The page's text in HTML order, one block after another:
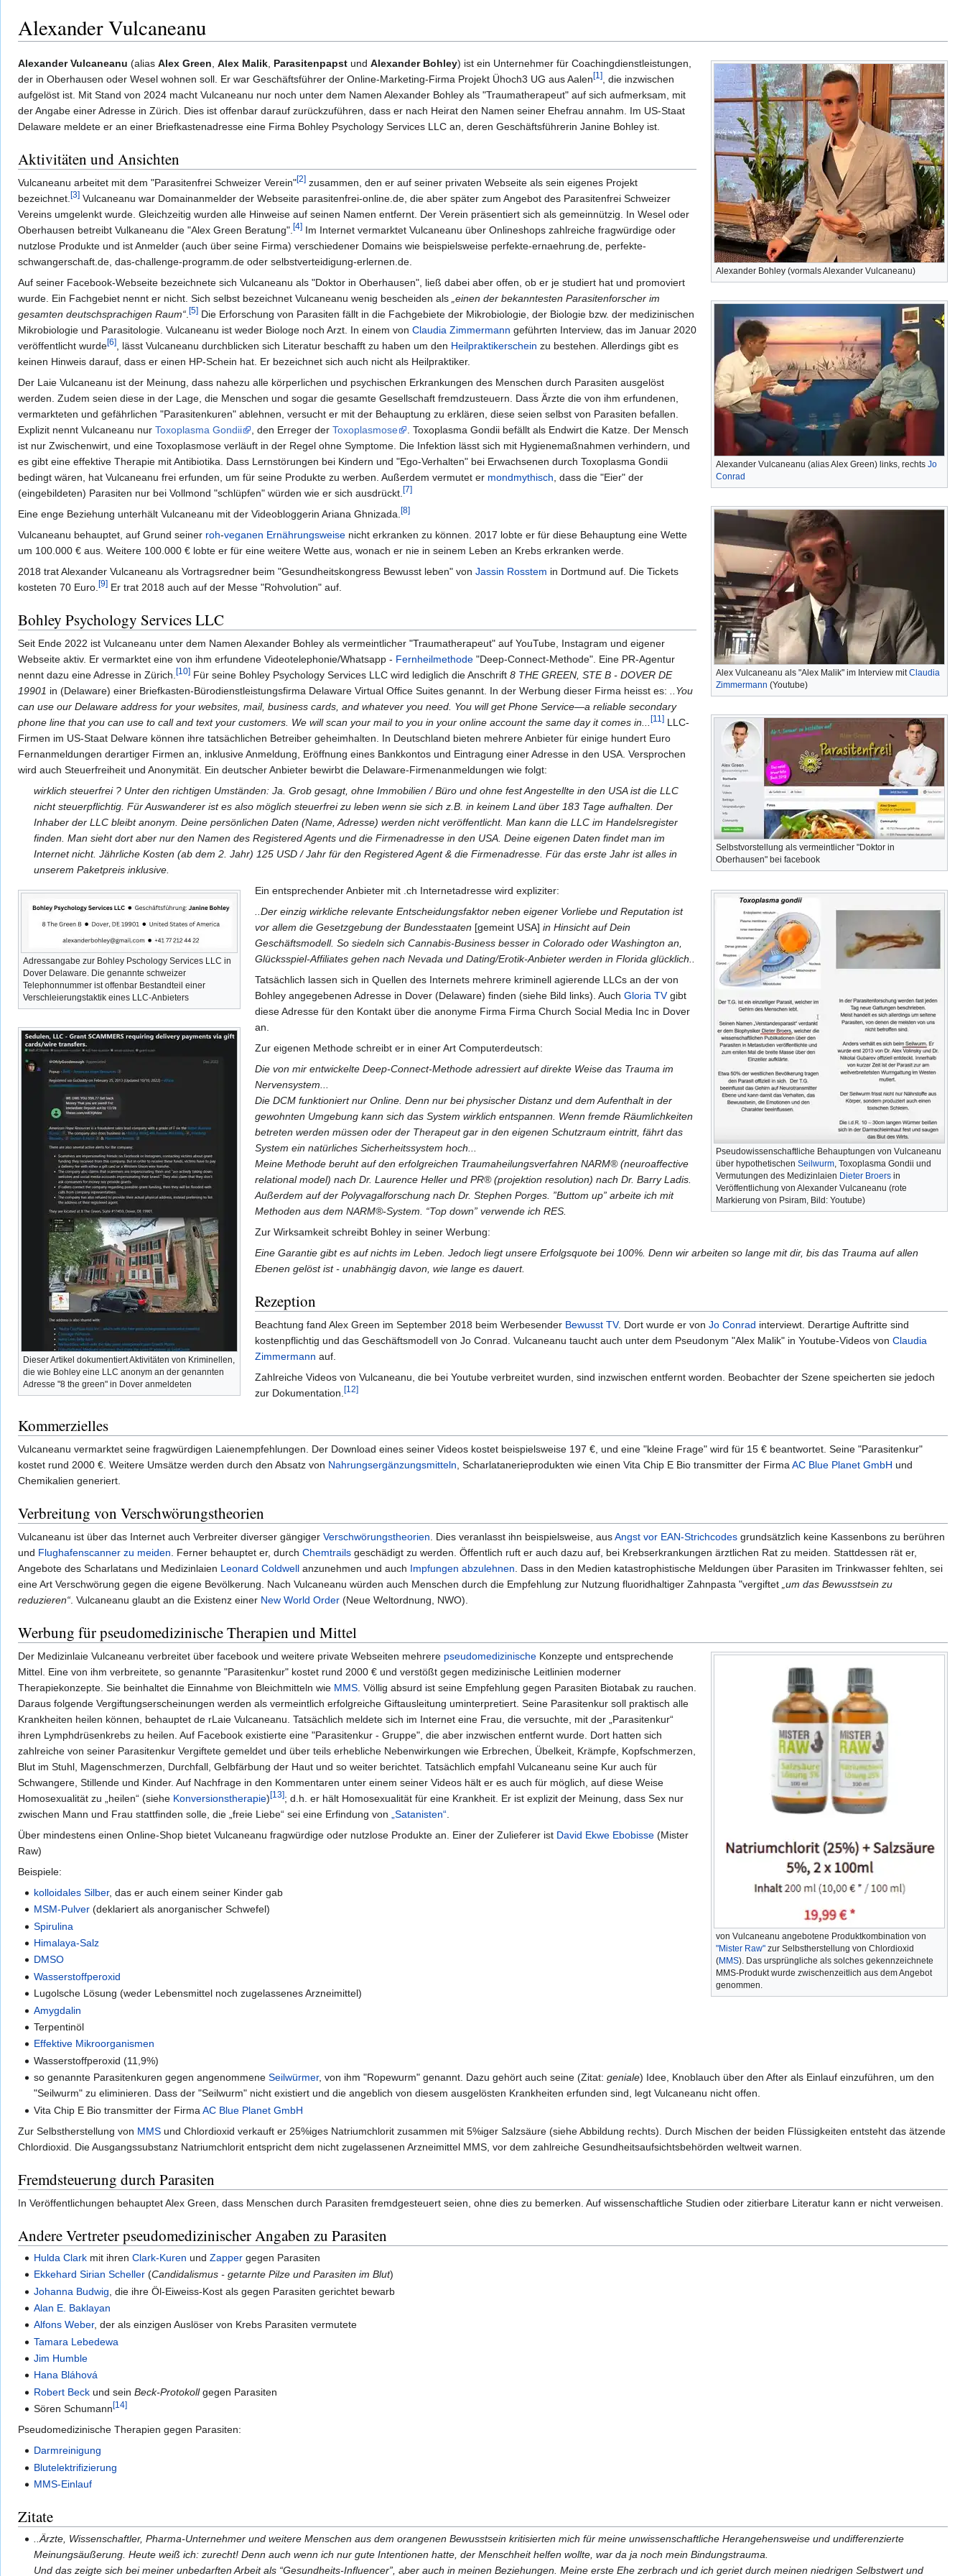
Alexander Vulcaneanu
Alexander Bohley (vormals Alexander Vulcaneanu)
Alexander Vulcaneanu (alias Alex Green) links, rechts Jo
Conrad
Alex Vulcaneanu als "Alex Malik" im Interview mitClaudia
Zimmermann (Youtube)
Selbstvorstellung als vermeintlicher "Doktor in
Oberhausen" bei facebook
Pseudowissenschaftliche Behauptungen von Vulcaneanu
über hypothetischen Seilwurm , Toxoplasma Gondii und
Vermutungen des Medizinlaien Dieter Broers in
Veröffentlichung von Alexander Vulcaneanu (rote
Markierung von Psiram, Bild: Youtube)
Alexander Vulcaneanu (alias Alex Green Alex Malik Parasitenpapst und Alexander Bohley) ist ein Unternehmer für Coachingdienstleistungen,
der in Oberhausen oder Wesel wohnen soll. Er war Geschäftsführer der Online-Marketing-Firma Projekt Ühoch3 UG aus Aalen[1]
, die inzwischen
aufgelöst ist. Mit Stand von 2024 macht Vulcaneanu nur noch unter dem Namen Alexander Bohley als "Traumatherapeut" auf sich aufmerksam, mit
der Angabe einer Adresse in Zürich. Dies ist offenbar darauf zurückzuführen, dass er nach Heirat den Namen seiner Ehefrau annahm. Im US-Staat
Delaware meldete er an einer Briefkastenadresse eine Firma Bohley Psychology Services LLC an, deren Geschäftsführerin Janine Bohley ist.
Aktivitäten und Ansichten
Vulcaneanu arbeitet mit dem "Parasitenfrei Schweizer Verein"[2] zusammen, den er auf seiner privaten Webseite als sein eigenes Projekt
bezeichnet. [3] Vulcaneanu war Domainanmelder der Webseite parasitenfrei-online.de, die aber später zum Angebot des Parasitenfrei Schweizer
Vereins umgelenkt wurde. Gleichzeitig wurden alle Hinweise auf seinen Namen entfernt. Der Verein präsentiert sich als gemeinnützig. In Wesel oder
Oberhausen betreibt Vulkaneanu die "Alex Green Beratung". [4] Im Internet vermarktet Vulcaneanu über Onlineshops zahlreiche fragwürdige oder
nutzlose Produkte und ist Anmelder (auch über seine Firma) verschiedener Domains wie beispielsweise perfekte-ernaehrung.de, perfekte-
schwangerschaft.de, das-challenge-programm.de oder selbstverteidigung-erlernen.de.
Auf seiner Facebook-Webseite bezeichnete sich Vulcaneanu als "Doktor in Oberhausen", ließ dabei aber offen, ob er je studiert hat und promoviert
wurde. Ein Fachgebiet nennt er nicht. Sich selbst bezeichnet Vulcaneanu wenig bescheiden als „einen der bekanntesten Parasitenforscher im
gesamten deutschsprachigen Raum“ [5] Die Erforschung von Parasiten fällt in die Fachgebiete der Mikrobiologie, der Biologie bzw. der medizinischen
Mikrobiologie und Parasitologie. Vulcaneanu ist weder Biologe noch Arzt. In einem von Claudia Zimmermann geführten Interview, das im Januar 2020
veröffentlicht wurde[6] , lässt Vulcaneanu durchblicken sich Literatur beschafft zu haben um den Heilpraktikerschein zu bestehen. Allerdings gibt es
keinen Hinweis darauf, dass er einen HP-Schein hat. Er bezeichnet sich auch nicht als Heilpraktiker.
Der Laie Vulcaneanu ist der Meinung, dass nahezu alle körperlichen und psychischen Erkrankungen des Menschen durch Parasiten ausgelöst
werden. Zudem seien diese in der Lage, die Menschen und sogar die gesamte Gesellschaft fremdzusteuern. Dass Ärzte die von ihm erfundenen,
vermarkteten und gefährlichen "Parasitenkuren" ablehnen, versucht er mit der Behauptung zu erklären, diese seien selbst von Parasiten befallen.
Explizit nennt Vulcaneanu nur Toxoplasma Gondii , den Erreger der Toxoplasmose
. Toxoplasma Gondii befällt als Endwirt die Katze. Der Mensch
ist nur Zwischenwirt, und eine Toxoplasmose verläuft in der Regel ohne Symptome. Die Infektion lässt sich mit Hygienemaßnahmen verhindern, und
es gibt eine effektive Therapie mit Antibiotika. Dass Lernstörungen bei Kindern und "Ego-Verhalten" bei Erwachsenen durch Toxoplasma Gondii
bedingt wären, hat Vulcaneanu frei erfunden, um für seine Produkte zu werben. Außerdem vermutet er mondmythisch , dass die "Eier" der
(eingebildeten) Parasiten nur bei Vollmond "schlüpfen" würden wie er sich ausdrückt. [7]
Eine enge Beziehung unterhält Vulcaneanu mit der Videobloggerin Ariana Ghnizada. [8]
Vulcaneanu behauptet, auf Grund seiner roh-veganen Ernährungsweise nicht erkranken zu können. 2017 lobte er für diese Behauptung eine Wette
um 100.000 € aus. Weitere 100.000 € lobte er für eine weitere Wette aus, wonach er nie in seinem Leben an Krebs erkranken werde.
2018 trat Alexander Vulcaneanu als Vortragsredner beim "Gesundheitskongress Bewusst leben" von Jassin Rosstem in Dortmund auf. Die Tickets
kosteten 70 Euro. [9] Er trat 2018 auch auf der Messe "Rohvolution" auf.
Bohley Psychology Services LLC
Adressangabe zur Bohley Pschology Services LLC in
Dover Delaware. Die genannte schweizer
Telephonnummer ist offenbar Bestandteil einer
Verschleierungstaktik eines LLC-Anbieters
Dieser Artikel dokumentiert Aktivitäten von Kriminellen,
die wie Bohley eine LLC anonym an der genannten
Adresse "8 the green" in Dover anmeldeten
Seit Ende 2022 ist Vulcaneanu unter dem Namen Alexander Bohley als vermeintlicher "Traumatherapeut" auf YouTube, Instagram und eigener
Webseite aktiv. Er vermarktet eine von ihm erfundene Videotelephonie/Whatsapp - Fernheilmethode "Deep-Connect-Methode". Eine PR-Agentur
nennt dazu eine Adresse in Zürich. [10] Für seine Bohley Psychology Services LLC wird lediglich die Anschrift 8 THE GREEN, STE B - DOVER DE
19901 in (Delaware) einer Briefkasten-Bürodienstleistungsfirma Delaware Virtual Office Suites genannt. In der Werbung dieser Firma heisst es:
..You
can use our Delaware address for your websites, mail, business cards, and whatever you need. You will get Phone Service—a reliable secondary
phone line that you can use to call and text your customers. We will scan your mail to you in your online account the same day it comes in...
[11] LLC-
Firmen im US-Staat Delware können ihre tatsächlichen Betreiber geheimhalten. In Deutschland bieten mehrere Anbieter für einige hundert Euro
Fernanmeldungen derartiger Firmen an, inklusive Anmeldung, Eröffnung eines Bankkontos und Eintragung einer Adresse in den USA. Versprochen
wird auch Steuerfreiheit und Anonymität. Ein deutscher Anbieter bewirbt die Delaware-Firmenanmeldungen wie folgt:
wirklich steuerfrei ? Unter den richtigen Umständen: Ja. Grob gesagt, ohne Immobilien / Büro und ohne fest Angestellte in den USA ist die LLC
nicht steuerpflichtig. Für Auswanderer ist es also möglich steuerfrei zu leben wenn sie sich z.B. in keinem Land über 183 Tage aufhalten. Der
Inhaber der LLC bleibt anonym. Deine persönlichen Daten (Name, Adresse) werden nicht veröffentlicht. Man kann die LLC im Handelsregister
finden. Man sieht dort aber nur den Namen des Registered Agents und die Firmenadresse in den USA. Deine eigenen Daten findet man im
Internet nicht. Jährliche Kosten (ab dem 2. Jahr) 125 USD / Jahr für den Registered Agent & die Firmenadresse. Für das erste Jahr ist alles in
unserem Paketpreis inklusive.
Ein entsprechender Anbieter mit .ch Internetadresse wird expliziter:
..Der einzig wirkliche relevante Entscheidungsfaktor neben eigener Vorliebe und Reputation ist
vor allem die Gesetzgebung der Bundesstaaten [gemeint USA] in Hinsicht auf Dein
Geschäftsmodell. So siedeln sich Cannabis-Business besser in Colorado oder Washington an,
Glücksspiel-Affiliates gehen nach Nevada und Dating/Erotik-Anbieter werden in Florida glücklich..
Tatsächlich lassen sich in Quellen des Internets mehrere kriminell agierende LLCs an der von
Bohley angegebenen Adresse in Dover (Delaware) finden (siehe Bild links). Auch Gloria TVgibt
diese Adresse für den Kontakt über die anonyme Firma Firma Church Social Media Inc in Dover
an.
Zur eigenen Methode schreibt er in einer Art Computerdeutsch:
Die von mir entwickelte Deep-Connect-Methode adressiert auf direkte Weise das Trauma im
Nervensystem...
Die DCM funktioniert nur Online. Denn nur bei physischer Distanz und dem Aufenthalt in der
gewohnten Umgebung kann sich das System wirklich entspannen. Wenn fremde Räumlichkeiten
betreten werden müssen oder der Therapeut gar in den eigenen Schutzraum eintritt, fährt das
System ein natürliches Sicherheitssystem hoch...
Meine Methode beruht auf den erfolgreichen Traumaheilungsverfahren NARM® (neuroaffective
relational model) nach Dr. Laurence Heller und PR® (projektion resolution) nach Dr. Barry Ladis.
Außerdem auf der Polyvagalforschung nach Dr. Stephen Porges. ”Buttom up” arbeite ich mit
Methoden aus dem NARM®-System. “Top down” verwende ich RES.
Zur Wirksamkeit schreibt Bohley in seiner Werbung:
Eine Garantie gibt es auf nichts im Leben. Jedoch liegt unsere Erfolgsquote bei 100%. Denn wir arbeiten so lange mit dir, bis das Trauma auf allen
Ebenen gelöst ist - unabhängig davon, wie lange es dauert.
Rezeption
Beachtung fand Alex Green im September 2018 beim Werbesender Bewusst TV. Dort wurde er von Jo Conrad interviewt. Derartige Auftritte sind
kostenpflichtig und das Geschäftsmodell von Jo Conrad. Vulcaneanu taucht auch unter dem Pseudonym "Alex Malik" in Youtube-Videos von Claudia
Zimmermann auf.
Zahlreiche Videos von Vulcaneanu, die bei Youtube verbreitet wurden, sind inzwischen entfernt worden. Beobachter der Szene speicherten sie jedoch
zur Dokumentation. [12]
Kommerzielles
Vulcaneanu vermarktet seine fragwürdigen Laienempfehlungen. Der Download eines seiner Videos kostet beispielsweise 197 €, und eine "kleine Frage" wird für 15 € beantwortet. Seine "Parasitenkur"
kostet rund 2000 €. Weitere Umsätze werden durch den Absatz von Nahrungsergänzungsmitteln , Scharlatanerieprodukten wie einen Vita Chip E Bio transmitter der Firma AC Blue Planet GmbH und
Chemikalien generiert.
Verbreitung von Verschwörungstheorien
Vulcaneanu ist über das Internet auch Verbreiter diverser gängiger Verschwörungstheorien . Dies veranlasst ihn beispielsweise, ausAngst vor EAN-Strichcodes grundsätzlich keine Kassenbons zu berühren
und Flughafenscanner zu meiden . Ferner behauptet er, durch Chemtrails geschädigt zu werden. Öffentlich ruft er auch dazu auf, bei Krebserkrankungen ärztlichen Rat zu meiden. Stattdessen rät er,
Angebote des Scharlatans und Medizinlaien Leonard Coldwell anzunehmen und auch Impfungen abzulehnen . Dass in den Medien katastrophistische Meldungen über Parasiten im Trinkwasser fehlten, sei
eine Art Verschwörung gegen die eigene Bevölkerung. Nach Vulcaneanu würden auch Menschen durch die Empfehlung zur Nutzung fluoridhaltiger Zahnpasta "vergiftet „um das Bewusstsein zu
reduzieren“ . Vulcaneanu glaubt an die Existenz einer New World Order (Neue Weltordnung, NWO).
Werbung für pseudomedizinische Therapien und Mittel
von Vulcaneanu angebotene Produktkombination von
"Mister Raw" zur Selbstherstellung von Chlordioxid
(MMS). Das ursprüngliche als solches gekennzeichnete
MMS-Produkt wurde zwischenzeitlich aus dem Angebot
genommen.
Der Medizinlaie Vulcaneanu verbreitet über facebook und weitere private Webseiten mehrere pseudomedizinische Konzepte und entsprechende
Mittel. Eine von ihm verbreitete, so genannte "Parasitenkur" kostet rund 2000 € und verstößt gegen medizinische Leitlinien moderner
Therapiekonzepte. Sie beinhaltet die Einnahme von Bleichmitteln wie MMS . Völlig absurd ist seine Empfehlung gegen Parasiten Biotabak zu rauchen.
Daraus folgende Vergiftungserscheinungen werden als vermeintlich erfolgreiche Giftausleitung uminterpretiert. Seine Parasitenkur soll praktisch alle
Krankheiten heilen können, behauptet de rLaie Vulcaneanu. Tatsächlich meldete sich im Internet eine Frau, die versuchte, mit der „Parasitenkur“
ihren Lymphdrüsenkrebs zu heilen. Auf Facebook existierte eine "Parasitenkur - Gruppe", die aber inzwischen entfernt wurde. Dort hatten sich
zahlreiche von seiner Parasitenkur Vergiftete gemeldet und über teils erhebliche Nebenwirkungen wie Erbrechen, Übelkeit, Krämpfe, Kopfschmerzen,
Blut im Stuhl, Magenschmerzen, Durchfall, Gelbfärbung der Haut und so weiter berichtet. Tatsächlich empfahl Vulcaneanu seine Kur auch für
Schwangere, Stillende und Kinder. Auf Nachfrage in den Kommentaren unter einem seiner Videos hält er es auch für möglich, auf diese Weise
Homosexualität zu „heilen“ (siehe Konversionstherapie)[13]; d.h. er hält Homosexualität für eine Krankheit. Er ist explizit der Meinung, dass Sex nur
zwischen Mann und Frau stattfinden solle, die „freie Liebe“ sei eine Erfindung von
„Satanisten“
Über mindestens einen Online-Shop bietet Vulcaneanu fragwürdige oder nutzlose Produkte an. Einer der Zulieferer ist David Ekwe Ebobisse (Mister
Raw)
Beispiele:
kolloidales Silber, das er auch einem seiner Kinder gab
MSM-Pulver (deklariert als anorganischer Schwefel)
Spirulina
Himalaya-Salz
DMSO
Wasserstoffperoxid
Lugolsche Lösung (weder Lebensmittel noch zugelassenes Arzneimittel)
Amygdalin
Terpentinöl
Effektive Mikroorganismen
Wasserstoffperoxid (11,9%)
so genannte Parasitenkuren gegen angenommeneSeilwürmer, von ihm "Ropewurm" genannt. Dazu gehört auch seine (Zitat:geniale) Idee, Knoblauch über den After als Einlauf einzuführen, um den
"Seilwurm" zu eliminieren. Dass der "Seilwurm" nicht existiert und die angeblich von diesem ausgelösten Krankheiten erfunden sind, legt Vulcaneanu nicht offen.
Vita Chip E Bio transmitter der FirmaAC Blue Planet GmbH
Zur Selbstherstellung von MMS und Chlordioxid verkauft er 25%iges Natriumchlorit zusammen mit 5%iger Salzsäure (siehe Abbildung rechts). Durch Mischen der beiden Flüssigkeiten entsteht das ätzende
Chlordioxid. Die Ausgangssubstanz Natriumchlorit entspricht dem nicht zugelassenen Arzneimittel MMS, vor dem zahlreiche Gesundheitsaufsichtsbehörden weltweit warnen.
Fremdsteuerung durch Parasiten
In Veröffentlichungen behauptet Alex Green, dass Menschen durch Parasiten fremdgesteuert seien, ohne dies zu bemerken. Auf wissenschaftliche Studien oder zitierbare Literatur kann er nicht verweisen.
Andere Vertreter pseudomedizinischer Angaben zu Parasiten
Hulda Clark mit ihrenClark-Kuren undZapper gegen Parasiten
Ekkehard Sirian Scheller (Candidalismus - getarnte Pilze und Parasiten im Blut)
Johanna Budwig , die ihre Öl-Eiweiss-Kost als gegen Parasiten gerichtet bewarb
Alan E. Baklayan
Alfons Weber, der als einzigen Auslöser von Krebs Parasiten vermutete
Tamara Lebedewa
Jim Humble
Hana Bláhová
Robert Beck und seinBeck-Protokollgegen Parasiten
Sören Schumann[14]
Pseudomedizinische Therapien gegen Parasiten:
Darmreinigung
Blutelektrifizierung
MMS-Einlauf
Zitate
..Ärzte, Wissenschaftler, Pharma-Unternehmer und weitere Menschen aus dem orangenen Bewusstsein kritisierten mich für meine unwissenschaftliche Herangehensweise und undifferenzierte
Meinungsäußerung. Heute weiß ich: zurecht! Denn auch wenn ich nur gute Intentionen hatte, der Menschheit helfen wollte, war da ja noch mein Bindungstrauma.
Und das zeigte sich bei meiner unbedarften Arbeit als “Gesundheits-Influencer”, aber auch in meinen Beziehungen. Meine erste Ehe zerbrach und ich geriet durch meinen niedrigen Selbstwert und